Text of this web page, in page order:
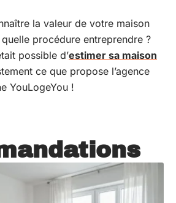
la valeur de votre maison
procédure entreprendre ?
possible d’estimer sa maison
ce que propose l’agence
YouLogeYou !